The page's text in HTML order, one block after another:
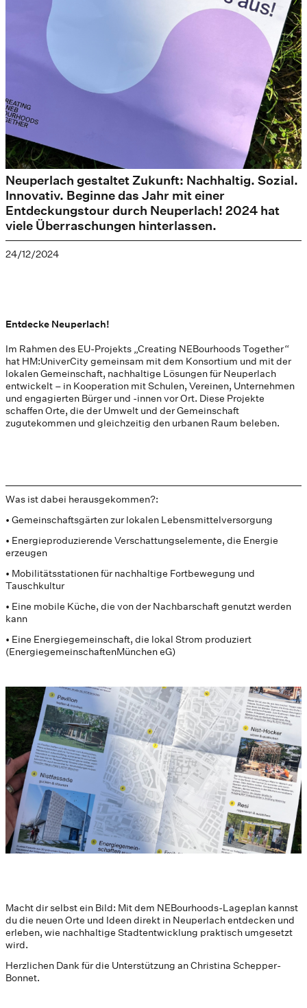
Neuperlach gestaltet Zukunft: Nachhaltig. Sozial.
Innovativ. Beginne das Jahr mit einer
Entdeckungstour durch Neuperlach! 2024 hat
viele Überraschungen hinterlassen.
24/12/2024
Entdecke Neuperlach!
Im Rahmen des EU-Projekts „Creating NEBourhoods Together“
hat HM:UniverCity gemeinsam mit dem Konsortium und mit der
lokalen Gemeinschaft, nachhaltige Lösungen für Neuperlach
entwickelt – in Kooperation mit Schulen, Vereinen, Unternehmen
und engagierten Bürger und -innen vor Ort. Diese Projekte
schaffen Orte, die der Umwelt und der Gemeinschaft
zugutekommen und gleichzeitig den urbanen Raum beleben.
Was ist dabei herausgekommen?:
• Gemeinschaftsgärten zur lokalen Lebensmittelversorgung
• Energieproduzierende Verschattungselemente, die Energie
erzeugen
• Mobilitätsstationen für nachhaltige Fortbewegung und
Tauschkultur
• Eine mobile Küche, die von der Nachbarschaft genutzt werden
kann
• Eine Energiegemeinschaft, die lokal Strom produziert
(EnergiegemeinschaftenMünchen eG)
Macht dir selbst ein Bild: Mit dem NEBourhoods-Lageplan kannst
du die neuen Orte und Ideen direkt in Neuperlach entdecken und
erleben, wie nachhaltige Stadtentwicklung praktisch umgesetzt
wird.
Herzlichen Dank für die Unterstützung an Christina Schepper-
Bonnet.